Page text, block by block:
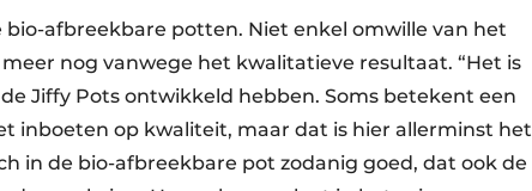
bio-afbreekbare potten. Niet enkel omwille van het
nog vanwege het kwalitatieve resultaat. “Het is
Jiffy Pots ontwikkeld hebben. Soms betekent een
inboeten op kwaliteit, maar dat is hier allerminst het
in de bio-afbreekbare pot zodanig goed, dat ook de